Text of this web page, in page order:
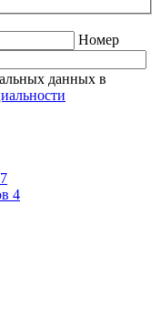
Номер
данных в
4